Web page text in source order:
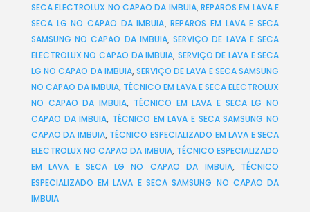
SECA ELECTROLUX NO CAPAO DA IMBUIA,REPAROS EM LAVA E
SECA LG NO CAPAO DA IMBUIA,REPAROS EM LAVA E SECA
SAMSUNG NO CAPAO DA IMBUIA,SERVIÇO DE LAVA E SECA
ELECTROLUX NO CAPAO DA IMBUIA, SERVIÇO DE LAVA E SECA
LG NO CAPAO DA IMBUIA,SERVIÇO DE LAVA E SECA SAMSUNG
NO CAPAO DA IMBUIA, TÉCNICO EM LAVA E SECA ELECTROLUX
NO CAPAO DA IMBUIA, TÉCNICO EM LAVA E SECA LG NO
CAPAO DA IMBUIA, TÉCNICO EM LAVA E SECA SAMSUNG NO
CAPAO DA IMBUIA, TÉCNICO ESPECIALIZADO EM LAVA E SECA
ELECTROLUX NO CAPAO DA IMBUIA, TÉCNICO ESPECIALIZADO
EM LAVA E SECA LG NO CAPAO DA IMBUIA, TÉCNICO
ESPECIALIZADO EM LAVA E SECA SAMSUNG NO CAPAO DA
IMBUIA